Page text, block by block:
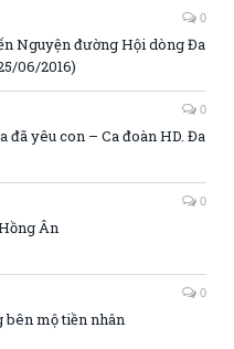
0
Nguyện đường Hội dòng Đa
06/2016)
0
đã yêu con – Ca đoàn HD. Đa
0
Ân
0
bên mộ tiền nhân